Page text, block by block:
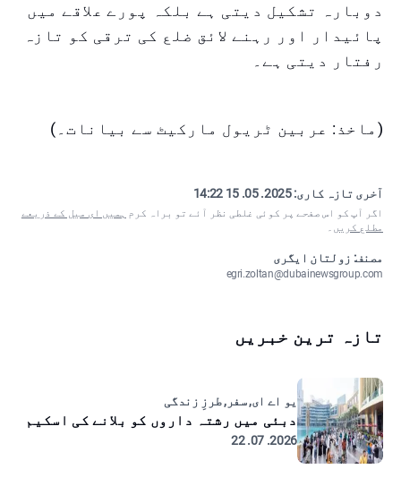
دوبارہ تشکیل دیتی ہے بلکہ پورے علاقے میں
پائیدار اور رہنے لائق ضلع کی ترقی کو تازہ
رفتار دیتی ہے۔
(ماخذ: عربین ٹریول مارکیٹ سے بیانات۔)
آخری تازہ کاری:2025. 05. 15 14:22
اگر آپ کو اس صفحے پر کوئی غلطی نظر آئے تو براہ کرم ہمیں ای میل کے ذریعے
مطلع کریں ۔
مصنف: زولتان ایگری
egri.zoltan@dubainewsgroup.com
تازہ ترین خبریں
یو اے ای, سفر, طرزِ زندگی
دبئی میں رشتہ داروں کو بلانے کی اسکیم
2026. 07. 22